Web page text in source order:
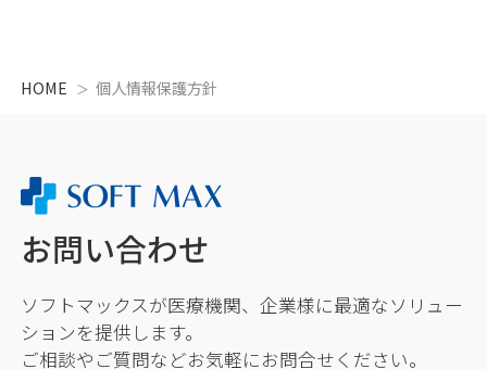
HOME 個人情報保護方針
お問い合わせ
ソフトマックスが医療機関、企業様に最適なソリュー
ションを提供します。
ご相談やご質問などお気軽にお問合せください。